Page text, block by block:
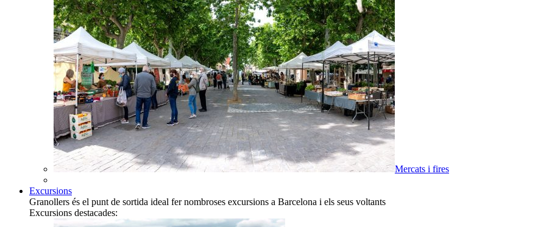
Mercats i fires
Excursions
Granollers és el punt de sortida ideal fer nombroses excursions a Barcelona i els seus voltants
Excursions destacades: